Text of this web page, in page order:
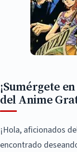
¡Sumérgete
del Anime
¡Hola, aficionados
encontrado